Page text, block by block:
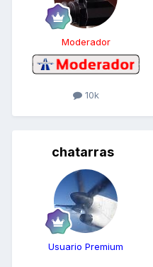
Moderador
10k
chatarras
Usuario Premium